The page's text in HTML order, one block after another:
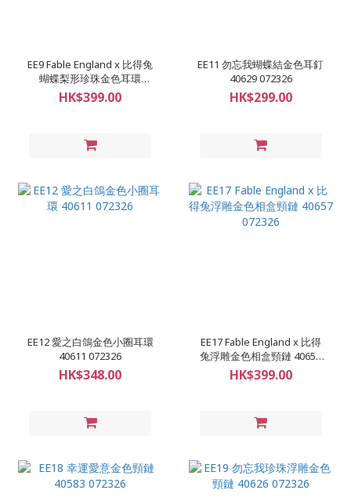
EE9 Fable England x 比得兔
蝴蝶梨形珍珠金色耳環
40649 072326
HK$399.00
EE11 勿忘我蝴蝶結金色耳釘
40629 072326
HK$299.00
EE12 愛之白鴿金色小圈耳環
40611 072326
HK$348.00
EE17 Fable England x 比得
兔浮雕金色相盒頸鏈 40657
072326
HK$399.00